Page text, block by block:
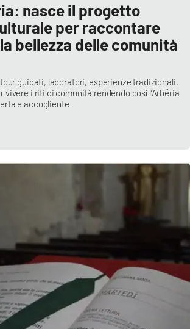
nasce il progetto
per raccontare
bellezza delle comunità
guidati, laboratori, esperienze tradizionali,
vivere i riti di comunità rendendo così l’Arbëria
e accogliente